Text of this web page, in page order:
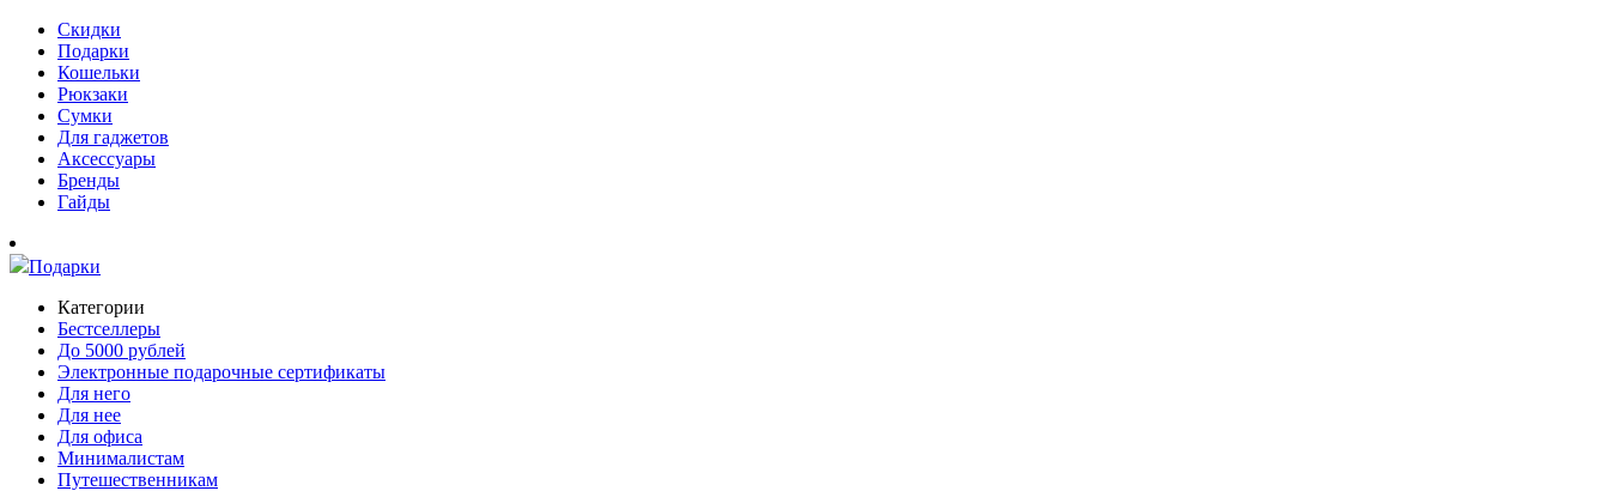
Скидки
Подарки
Кошельки
Рюкзаки
Сумки
Для гаджетов
Аксессуары
Бренды
Гайды
Подарки
Категории
Бестселлеры
До 5000 рублей
Электронные подарочные сертификаты
Для него
Для нее
Для офиса
Минималистам
Путешественникам